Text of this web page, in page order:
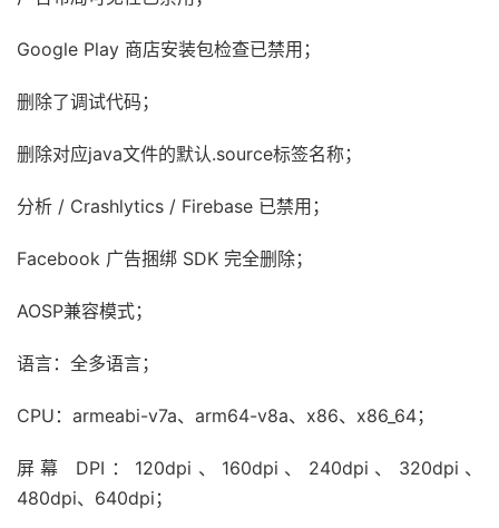
Google Play 商店安装包检查已禁用；
删除了调试代码；
删除对应java文件的默认.source标签名称；
分析 / Crashlytics / Firebase 已禁用；
Facebook 广告捆绑 SDK 完全删除；
AOSP兼容模式；
语言：全多语言；
CPU：armeabi-v7a、arm64-v8a、x86、x86_64；
屏幕 DPI：120dpi、160dpi、240dpi、320dpi、
480dpi、640dpi；